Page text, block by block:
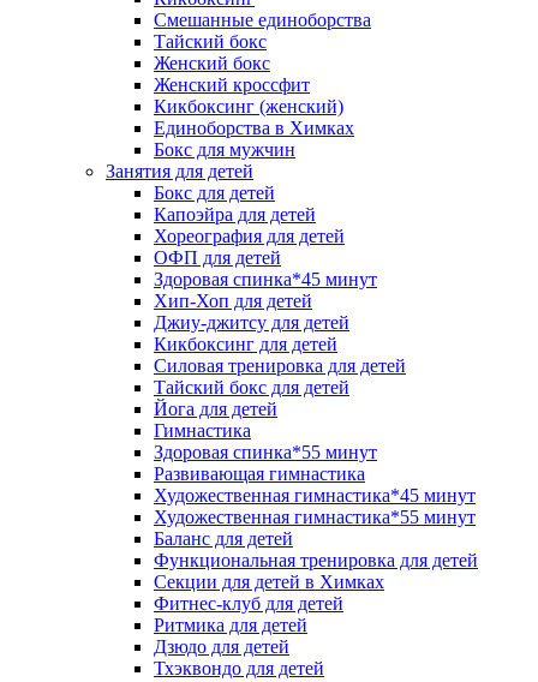
Смешанные единоборства
Тайский бокс
Женский бокс
Женский кроссфит
Кикбоксинг (женский)
Единоборства в Химках
Бокс для мужчин
Занятия для детей
Бокс для детей
Капоэйра для детей
Хореография для детей
ОФП для детей
Здоровая спинка*45 минут
Хип-Хоп для детей
Джиу-джитсу для детей
Кикбоксинг для детей
Силовая тренировка для детей
Тайский бокс для детей
Йога для детей
Гимнастика
Здоровая спинка*55 минут
Развивающая гимнастика
Художественная гимнастика*45 минут
Художественная гимнастика*55 минут
Баланс для детей
Функциональная тренировка для детей
Секции для детей в Химках
Фитнес-клуб для детей
Ритмика для детей
Дзюдо для детей
Тхэквондо для детей